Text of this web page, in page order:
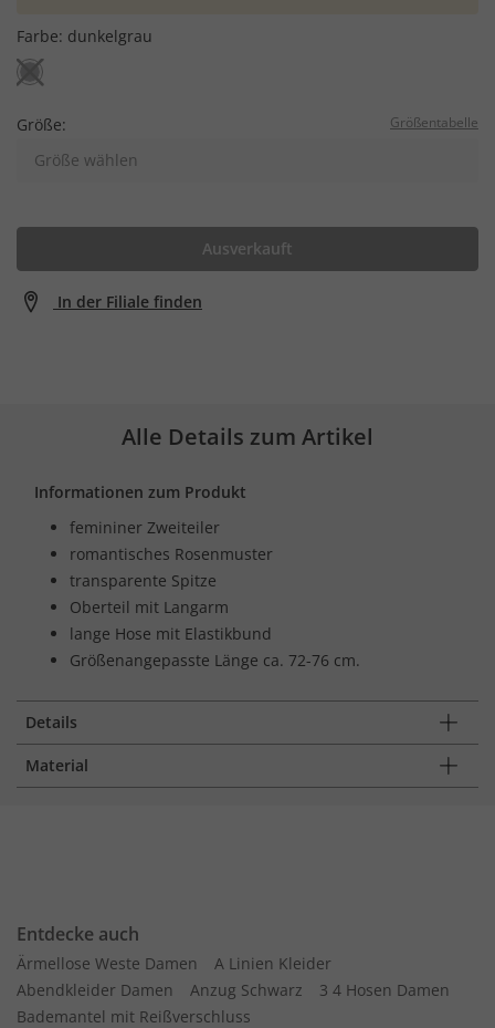
Farbe: dunkelgrau
Größe: Größentabelle
Größe wählen
Ausverkauft
In der Filiale finden
Alle Details zum Artikel
Informationen zum Produkt
femininer Zweiteiler
romantisches Rosenmuster
transparente Spitze
Oberteil mit Langarm
lange Hose mit Elastikbund
Größenangepasste Länge ca. 72-76 cm.
Details
Material
Entdecke auch
Ärmellose Weste Damen
A Linien Kleider
Abendkleider Damen
Anzug Schwarz
3 4 Hosen Damen
Bademantel mit Reißverschluss